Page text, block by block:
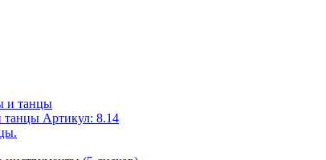
танцы Артикул: 8.14